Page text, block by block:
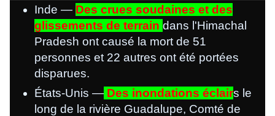
Inde — Des crues soudaines et des
glissements de terrain dans l'Himachal
Pradesh ont causé la mort de 51
personnes et 22 autres ont été portées
disparues.
États-Unis — Des inondations éclairs le
long de la rivière Guadalupe, Comté de